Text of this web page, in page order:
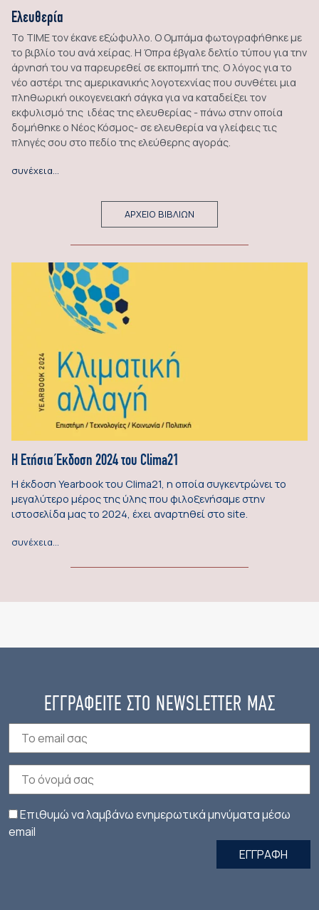
Ελευθερία
Το ΤΙΜΕ τον έκανε εξώφυλλο. Ο Ομπάμα φωτογραφήθηκε με
το βιβλίο του ανά χείρας. Η Όπρα έβγαλε δελτίο τύπου για την
άρνησή του να παρευρεθεί σε εκπομπή της. Ο λόγος για το
νέο αστέρι της αμερικανικής λογοτεχνίας που συνθέτει μια
πληθωρική οικογενειακή σάγκα για να καταδείξει τον
εκφυλισμό της ιδέας της ελευθερίας - πάνω στην οποία
δομήθηκε ο Νέος Κόσμος- σε ελευθερία να γλείφεις τις
πληγές σου στο πεδίο της ελεύθερης αγοράς.
συνέχεια…
ΑΡΧΕΙΟ ΒΙΒΛΙΩΝ
Η Ετήσια Έκδοση 2024 του Clima21
Η έκδοση Yearbook του Clima21, η οποία συγκεντρώνει το
μεγαλύτερο μέρος της ύλης που φιλοξενήσαμε στην
ιστοσελίδα μας το 2024, έχει αναρτηθεί στο site.
συνέχεια…
ΕΓΓΡΑΦΕΙΤΕ ΣΤΟ NEWSLETTER ΜΑΣ
Επιθυμώ να λαμβάνω ενημερωτικά μηνύματα μέσω
email
ΕΓΓΡΑΦΗ